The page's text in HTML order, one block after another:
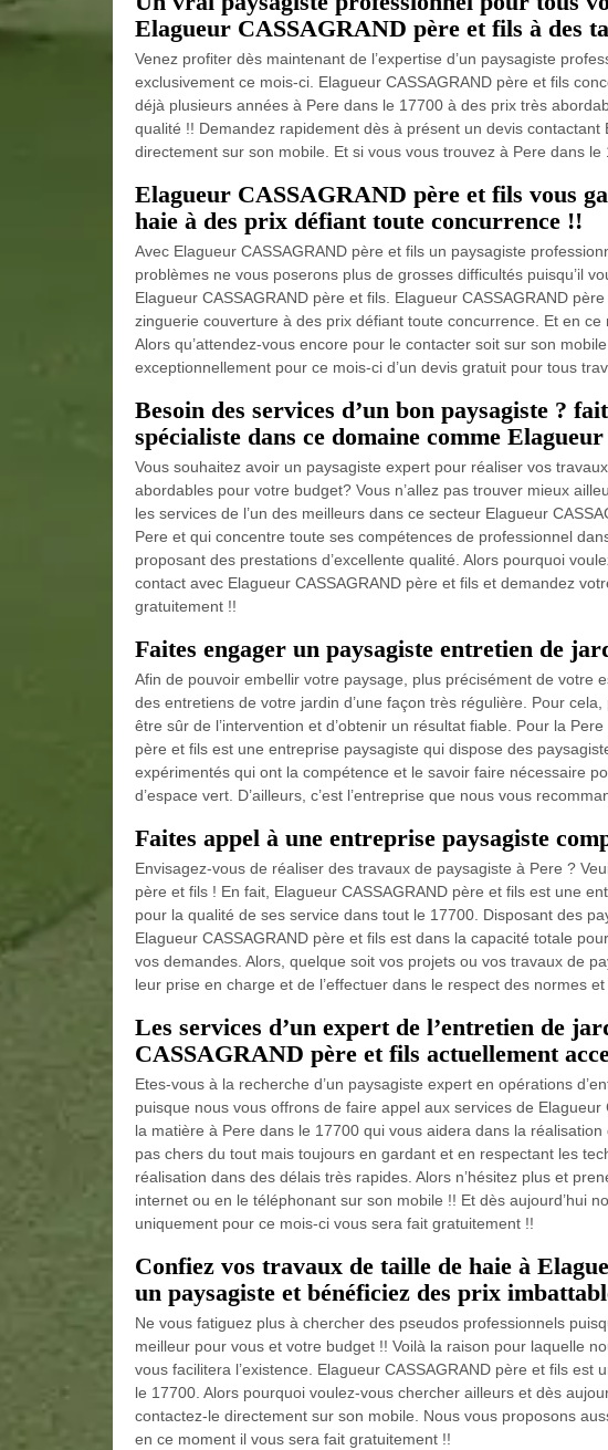
Elagueur CASSAGRAND père et fils à des
Venez profiter dès maintenant de l’expertise d’un paysagiste
exclusivement ce mois-ci. Elagueur CASSAGRAND père et fils
déjà plusieurs années à Pere dans le 17700 à des prix très
qualité !! Demandez rapidement dès à présent un devis contactant
directement sur son mobile. Et si vous vous trouvez à Pere dans
Elagueur CASSAGRAND père et fils vous
haie à des prix défiant toute concurrence !!
Avec Elagueur CASSAGRAND père et fils un paysagiste
problèmes ne vous poserons plus de grosses difficultés puisqu’il
Elagueur CASSAGRAND père et fils. Elagueur CASSAGRAND
zinguerie couverture à des prix défiant toute concurrence. Et en
Alors qu’attendez-vous encore pour le contacter soit sur son
exceptionnellement pour ce mois-ci d’un devis gratuit pour tous
Besoin des services d’un bon paysagiste ?
spécialiste dans ce domaine comme
Vous souhaitez avoir un paysagiste expert pour réaliser vos
abordables pour votre budget? Vous n’allez pas trouver mieux
les services de l’un des meilleurs dans ce secteur Elagueur
Pere et qui concentre toute ses compétences de professionnel
proposant des prestations d’excellente qualité. Alors pourquoi
contact avec Elagueur CASSAGRAND père et fils et demandez
gratuitement !!
Faites engager un paysagiste entretien de
Afin de pouvoir embellir votre paysage, plus précisément de votre
des entretiens de votre jardin d’une façon très régulière. Pour
être sûr de l’intervention et d’obtenir un résultat fiable. Pour la
père et fils est une entreprise paysagiste qui dispose des
expérimentés qui ont la compétence et le savoir faire nécessaire
d’espace vert. D’ailleurs, c’est l’entreprise que nous vous
Faites appel à une entreprise paysagiste
Envisagez-vous de réaliser des travaux de paysagiste à Pere ?
père et fils ! En fait, Elagueur CASSAGRAND père et fils est une
pour la qualité de ses service dans tout le 17700. Disposant des
Elagueur CASSAGRAND père et fils est dans la capacité totale
vos demandes. Alors, quelque soit vos projets ou vos travaux de
leur prise en charge et de l’effectuer dans le respect des normes et
Les services d’un expert de l’entretien de
CASSAGRAND père et fils actuellement
Etes-vous à la recherche d’un paysagiste expert en opérations
puisque nous vous offrons de faire appel aux services de
la matière à Pere dans le 17700 qui vous aidera dans la
pas chers du tout mais toujours en gardant et en respectant les
réalisation dans des délais très rapides. Alors n’hésitez plus et
internet ou en le téléphonant sur son mobile !! Et dès aujourd’hui
uniquement pour ce mois-ci vous sera fait gratuitement !!
Confiez vos travaux de taille de haie à
un paysagiste et bénéficiez des prix
Ne vous fatiguez plus à chercher des pseudos professionnels
meilleur pour vous et votre budget !! Voilà la raison pour laquelle
vous facilitera l’existence. Elagueur CASSAGRAND père et fils
le 17700. Alors pourquoi voulez-vous chercher ailleurs et dès
contactez-le directement sur son mobile. Nous vous proposons
en ce moment il vous sera fait gratuitement !!